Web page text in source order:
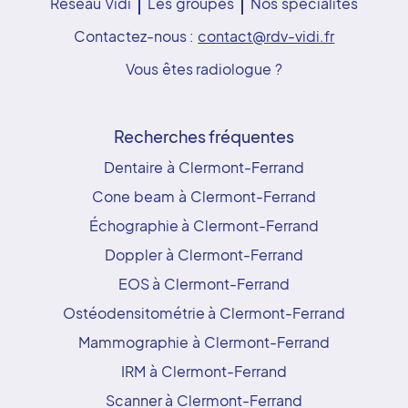
Contactez-nous : contact@rdv-vidi.fr
Vous êtes radiologue ?
Recherches fréquentes
Dentaire à Clermont-Ferrand
Cone beam à Clermont-Ferrand
Échographie à Clermont-Ferrand
Doppler à Clermont-Ferrand
EOS à Clermont-Ferrand
Ostéodensitométrie à Clermont-Ferrand
Mammographie à Clermont-Ferrand
IRM à Clermont-Ferrand
Scanner à Clermont-Ferrand